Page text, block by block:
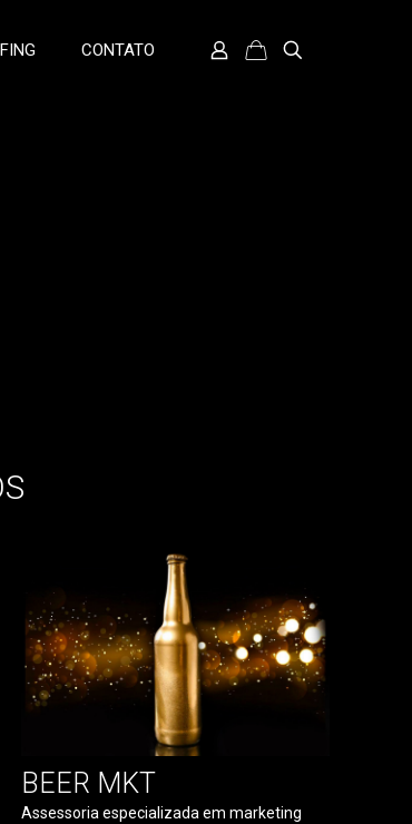
CONTATO
BEER MKT
Assessoria especializada em marketing